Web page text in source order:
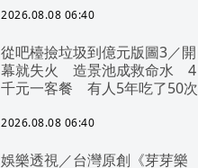
2026.08.08 06:40
從吧檯撿垃圾到億元版圖3／開
幕就失火 造景池成救命水 4
千元一客餐 有人5年吃了50次
2026.08.08 06:40
娛樂透視／台灣原創《芽芽樂